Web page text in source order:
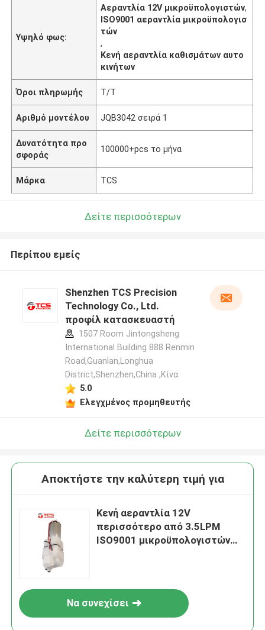
Υψηλό φως:
Αεραντλία 12V μικροϋπολογιστών,
ISO9001 αεραντλία μικροϋπολογισ
τών
,
Κενή αεραντλία καθισμάτων αυτο
κινήτων
Όροι πληρωμής T/T
Αριθμό μοντέλου JQB3042 σειρά 1
Δυνατότητα προ
σφοράς
100000+pcs το μήνα
Μάρκα TCS
Δείτε περισσότερων
Περίπου εμείς
Shenzhen TCS Precision
Technology Co., Ltd.
προφίλ κατασκευαστή
1507 Room Jintongsheng
International Building 888 Renmin
Road,Guanlan,Longhua
District,Shenzhen,China ,Κίνα
5.0
Ελεγχμένος προμηθευτής
Δείτε περισσότερων
Αποκτήστε την καλύτερη τιμή για
Κενή αεραντλία 12V
περισσότερο από 3.5LPM
ISO9001 μικροϋπολογιστών
Να συνεχίσει